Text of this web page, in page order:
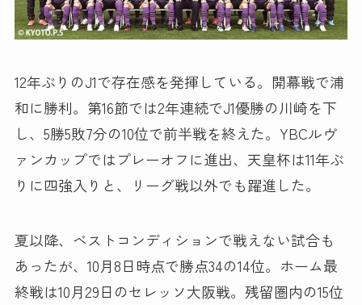
12年ぶりのJ1で存在感を発揮している。開幕戦で浦
和に勝利。第16節では2年連続でJ1優勝の川崎を下
し、5勝5敗7分の10位で前半戦を終えた。YBCルヴ
ァンカップではプレーオフに進出、天皇杯は11年ぶ
りに四強入りと、リーグ戦以外でも躍進した。
夏以降、ベストコンディションで戦えない試合も
あったが、10月8日時点で勝点34の14位。ホーム最
終戦は10月29日のセレッソ大阪戦。残留圏内の15位